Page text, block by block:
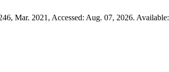
Mar. 2021, Accessed: Aug. 07, 2026. Available: